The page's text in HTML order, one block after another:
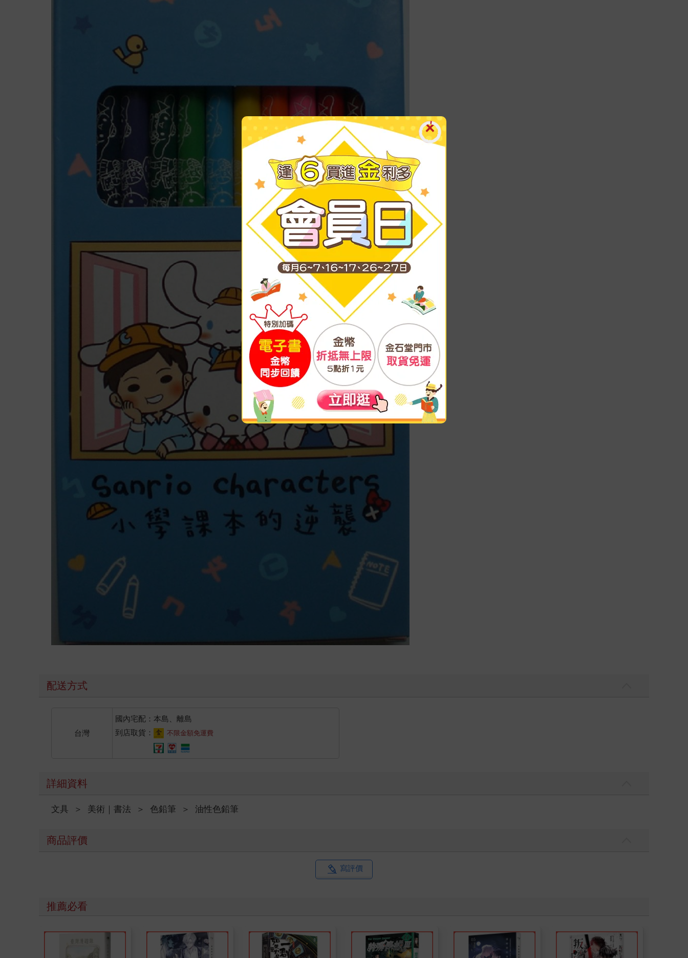
配送方式
台灣
國內宅配：本島、離島
到店取貨：
不限金額免運費
詳細資料
文具 ＞ 美術｜書法 ＞ 色鉛筆 ＞ 油性色鉛筆
商品評價
寫評價
推薦必看